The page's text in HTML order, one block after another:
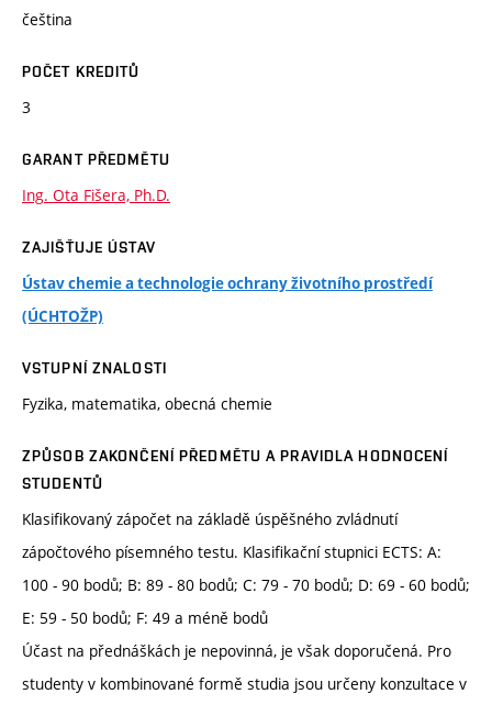
čeština
POČET KREDITŮ
3
GARANT PŘEDMĚTU
Ing. Ota Fišera, Ph.D.
ZAJIŠŤUJE ÚSTAV
Ústav chemie a technologie ochrany životního prostředí
(ÚCHTOŽP)
VSTUPNÍ ZNALOSTI
Fyzika, matematika, obecná chemie
ZPŮSOB ZAKONČENÍ PŘEDMĚTU A PRAVIDLA HODNOCENÍ
STUDENTŮ
Klasifikovaný zápočet na základě úspěšného zvládnutí
zápočtového písemného testu. Klasifikační stupnici ECTS: A:
100 - 90 bodů; B: 89 - 80 bodů; C: 79 - 70 bodů; D: 69 - 60 bodů;
E: 59 - 50 bodů; F: 49 a méně bodů
Účast na přednáškách je nepovinná, je však doporučená. Pro
studenty v kombinované formě studia jsou určeny konzultace v